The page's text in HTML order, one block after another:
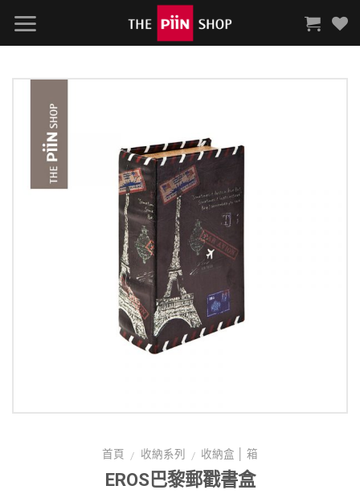
首頁 / 收納系列 / 收納盒 │ 箱
EROS巴黎郵戳書盒